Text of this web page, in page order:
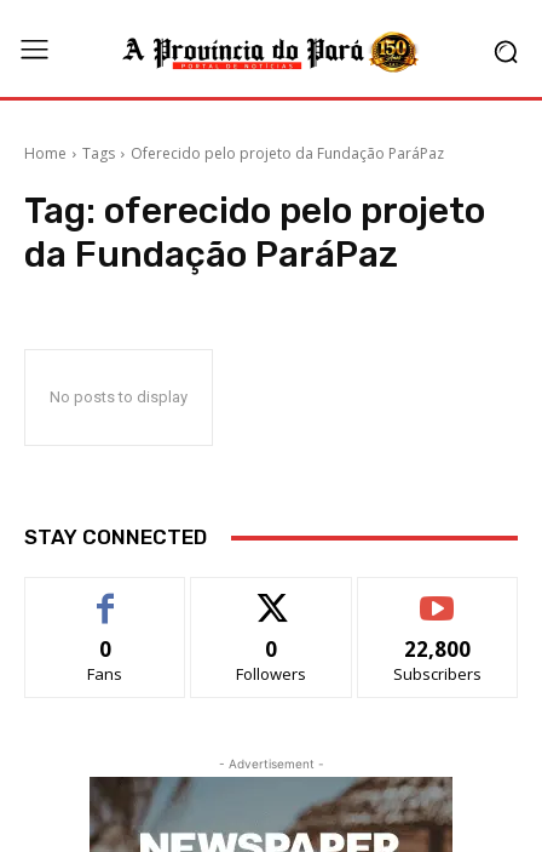
Home Tags Oferecido pelo projeto da Fundação ParáPaz
Tag: oferecido pelo projeto
da Fundação ParáPaz
No posts to display
STAY CONNECTED
0
Fans
0
Followers
22,800
Subscribers
- Advertisement -